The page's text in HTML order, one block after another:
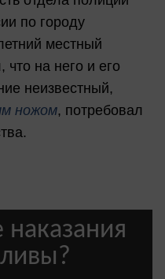
по городу
местный
на него и его
неизвестный,
ножом, потребовал